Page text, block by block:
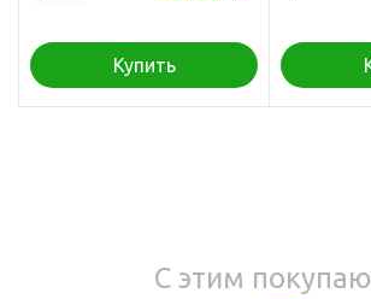
Купить
С этим